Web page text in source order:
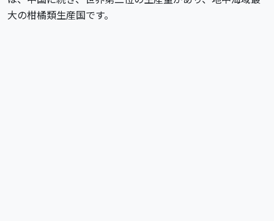
大の柑橘類生産国です。